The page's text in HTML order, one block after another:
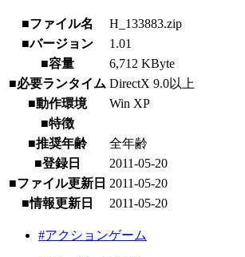
■ファイル名
H_133883.zip
■バージョン
1.01
■容量
6,712 KByte
■必要ランタイム DirectX 9.0以上
■動作環境
Win XP
■特徴
■推奨年齢
全年齢
■登録日
2011-05-20
■ファイル更新日 2011-05-20
■情報更新日
2011-05-20
#アクションゲーム